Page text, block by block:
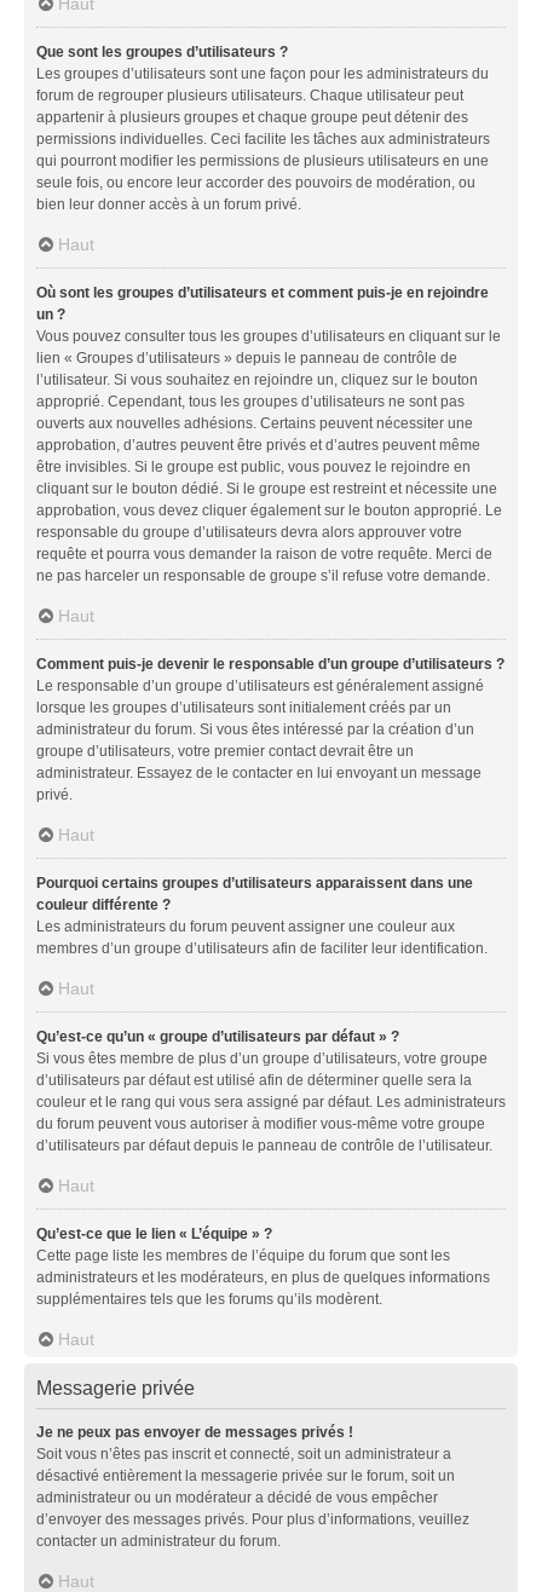
Que sont les groupes d’utilisateurs ?
Les groupes d’utilisateurs sont une façon pour les administrateurs du
forum de regrouper plusieurs utilisateurs. Chaque utilisateur peut
appartenir à plusieurs groupes et chaque groupe peut détenir des
permissions individuelles. Ceci facilite les tâches aux administrateurs
qui pourront modifier les permissions de plusieurs utilisateurs en une
seule fois, ou encore leur accorder des pouvoirs de modération, ou
bien leur donner accès à un forum privé.
Haut
Où sont les groupes d’utilisateurs et comment puis-je en rejoindre
un ?
Vous pouvez consulter tous les groupes d’utilisateurs en cliquant sur le
lien « Groupes d’utilisateurs » depuis le panneau de contrôle de
l’utilisateur. Si vous souhaitez en rejoindre un, cliquez sur le bouton
approprié. Cependant, tous les groupes d’utilisateurs ne sont pas
ouverts aux nouvelles adhésions. Certains peuvent nécessiter une
approbation, d’autres peuvent être privés et d’autres peuvent même
être invisibles. Si le groupe est public, vous pouvez le rejoindre en
cliquant sur le bouton dédié. Si le groupe est restreint et nécessite une
approbation, vous devez cliquer également sur le bouton approprié. Le
responsable du groupe d’utilisateurs devra alors approuver votre
requête et pourra vous demander la raison de votre requête. Merci de
ne pas harceler un responsable de groupe s’il refuse votre demande.
Haut
Comment puis-je devenir le responsable d’un groupe d’utilisateurs ?
Le responsable d’un groupe d’utilisateurs est généralement assigné
lorsque les groupes d’utilisateurs sont initialement créés par un
administrateur du forum. Si vous êtes intéressé par la création d’un
groupe d’utilisateurs, votre premier contact devrait être un
administrateur. Essayez de le contacter en lui envoyant un message
privé.
Haut
Pourquoi certains groupes d’utilisateurs apparaissent dans une
couleur différente ?
Les administrateurs du forum peuvent assigner une couleur aux
membres d’un groupe d’utilisateurs afin de faciliter leur identification.
Haut
Qu’est-ce qu’un « groupe d’utilisateurs par défaut » ?
Si vous êtes membre de plus d’un groupe d’utilisateurs, votre groupe
d’utilisateurs par défaut est utilisé afin de déterminer quelle sera la
couleur et le rang qui vous sera assigné par défaut. Les administrateurs
du forum peuvent vous autoriser à modifier vous-même votre groupe
d’utilisateurs par défaut depuis le panneau de contrôle de l’utilisateur.
Haut
Qu’est-ce que le lien « L’équipe » ?
Cette page liste les membres de l’équipe du forum que sont les
administrateurs et les modérateurs, en plus de quelques informations
supplémentaires tels que les forums qu’ils modèrent.
Haut
Messagerie privée
Je ne peux pas envoyer de messages privés !
Soit vous n’êtes pas inscrit et connecté, soit un administrateur a
désactivé entièrement la messagerie privée sur le forum, soit un
administrateur ou un modérateur a décidé de vous empêcher
d’envoyer des messages privés. Pour plus d’informations, veuillez
contacter un administrateur du forum.
Haut